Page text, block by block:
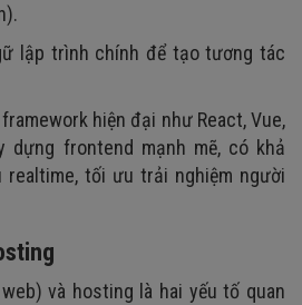
lập trình chính để tạo tương tác
hiện đại như React, Vue,
dựng frontend mạnh mẽ, có khả
tối ưu trải nghiệm người
và hosting là hai yếu tố quan